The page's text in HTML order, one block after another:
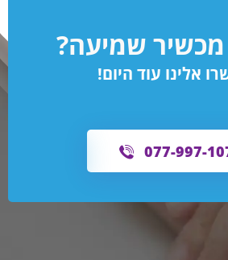
מכשיר שמיעה?
אלינו עוד היום!
077-997-